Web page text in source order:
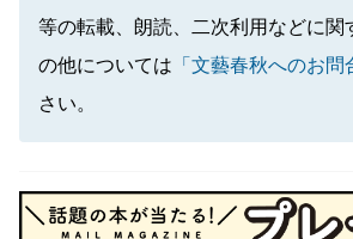
等の転載、朗読、二次利用などに関
の他については 「文藝春秋へのお問
さい。